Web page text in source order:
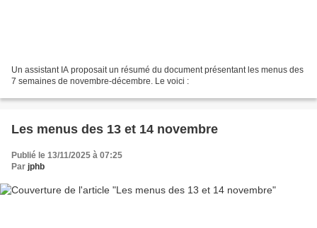
Un assistant IA proposait un résumé du document présentant les menus des
7 semaines de novembre-décembre. Le voici :
Les menus des 13 et 14 novembre
Publié le 13/11/2025 à 07:25
Par jphb